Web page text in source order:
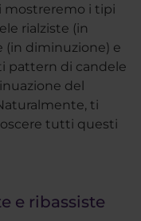
mostreremo i tipi
rialziste (in
(in diminuzione) e
pattern di candele
del
ti
tutti questi
e ribassiste